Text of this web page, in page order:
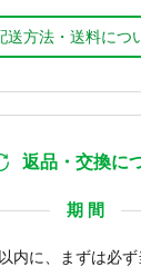
送方法・送料につ
返品・交換に
期 間
内に、まずは必